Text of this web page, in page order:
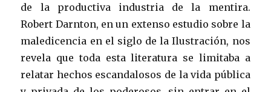
de la productiva industria de la mentira.
Robert Darnton, en un extenso estudio sobre la
maledicencia en el siglo de la Ilustración, nos
revela que toda esta literatura se limitaba a
relatar hechos escandalosos de la vida pública